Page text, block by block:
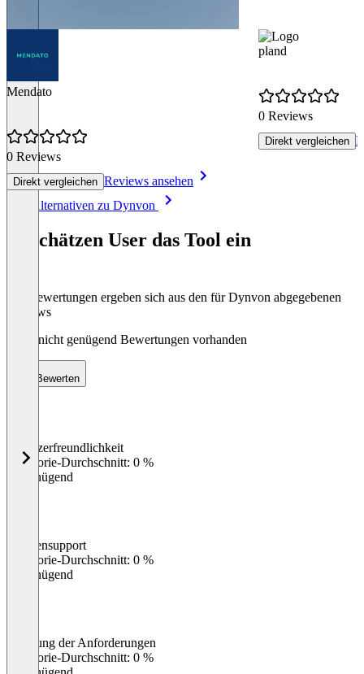
Mendato
0 Reviews
Direkt vergleichen Reviews ansehen
pland
0 Reviews
Direkt vergleichen
Alle Alternativen zu Dynvon
So schätzen User das Tool ein
Die Bewertungen ergeben sich aus den für Dynvon abgegebenen
Reviews
Noch nicht genügend Bewertungen vorhanden
Bewerten
%
Benutzerfreundlichkeit
Kategorie-Durchschnitt: 0 %
Ungenügend
Kundensupport
Kategorie-Durchschnitt: 0 %
Ungenügend
Erfüllung der Anforderungen
Kategorie-Durchschnitt: 0 %